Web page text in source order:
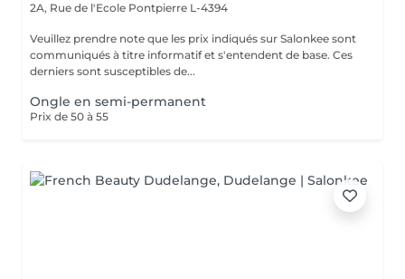
2A, Rue de l'Ecole Pontpierre L-4394
Veuillez prendre note que les prix indiqués sur Salonkee sont
communiqués à titre informatif et s'entendent de base. Ces
derniers sont susceptibles de...
Ongle en semi-permanent
Prix de 50 à 55